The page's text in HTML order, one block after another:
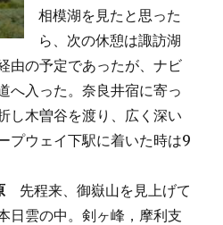
相模湖を見たと思った
ら、次の休憩は諏訪湖
由の予定であったが、ナビ
へ入った。奈良井宿に寄っ
し木曽谷を渡り、広く深い
プウェイ下駅に着いた時は9
先程来、御嶽山を見上げて
日雲の中。剣ヶ峰，摩利支